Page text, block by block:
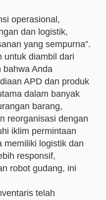
operasional,
dan logistik,
yang sempurna”.
untuk diambil dari
bahwa Anda
APD dan produk
dalam banyak
barang,
reorganisasi dengan
iklim permintaan
memiliki logistik dan
responsif,
robot gudang, ini
telah